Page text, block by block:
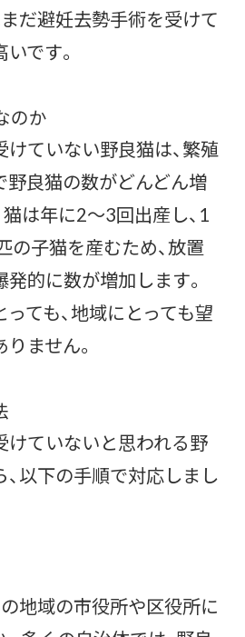
だ避妊去勢手術を受けて
です。
のか
ていない野良猫は、繁殖
野良猫の数がどんどん増
は年に2〜3回出産し、1
の子猫を産むため、放置
的に数が増加します。
ても、地域にとっても望
ません。
けていないと思われる野
以下の手順で対応しまし
地域の市役所や区役所に